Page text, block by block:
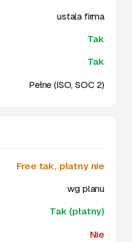
ustala firma
Tak
Tak
Pełne (ISO, SOC 2)
Free tak, płatny nie
wg planu
Tak (płatny)
Nie